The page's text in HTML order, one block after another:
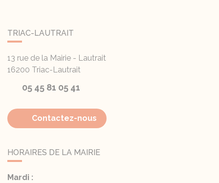
TRIAC-LAUTRAIT
13 rue de la Mairie - Lautrait
16200 Triac-Lautrait
05 45 81 05 41
Contactez-nous
HORAIRES DE LA MAIRIE
Mardi :